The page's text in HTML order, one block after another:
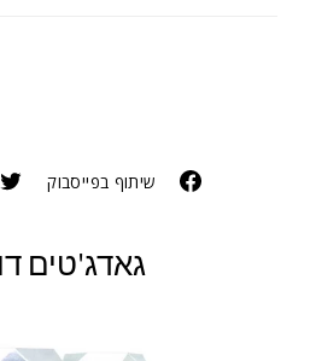
שיתוף בפייסבוק
גאדג'טים